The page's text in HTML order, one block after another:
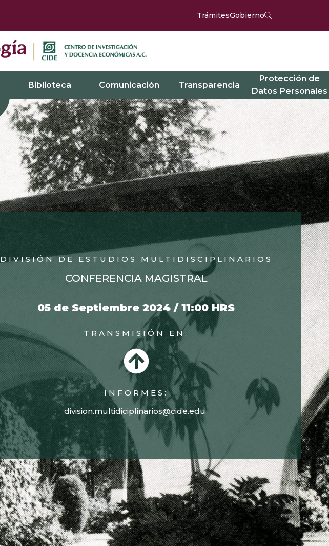
TrámitesGobierno
Biblioteca Comunicación Transparencia
Protección de
Datos Personales
DIVISIÓN DE ESTUDIOS MULTIDISCIPLINARIOS
CONFERENCIA MAGISTRAL
05 de Septiembre 2024 / 11:00 HRS
TRANSMISIÓN EN:
INFORMES:
division.multidiciplinarios@cide.edu